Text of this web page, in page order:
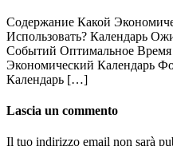
Содержание Какой
Использовать? Календарь
Событий Оптимальное
Экономический Календарь
Календарь […]
Lascia un commento
Il tuo indirizzo email non sarà